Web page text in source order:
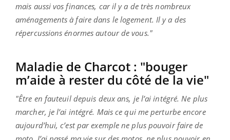
mais aussi vos finances, car il y a de très nombreux
aménagements à faire dans le logement. Il y a des
répercussions énormes autour de vous."
Maladie de Charcot : "bouger
m’aide à rester du côté de la vie"
"Être en fauteuil depuis deux ans, je l’ai intégré. Ne plus
marcher, je l’ai intégré. Mais ce qui me perturbe encore
aujourd’hui, c’est par exemple ne plus pouvoir faire de